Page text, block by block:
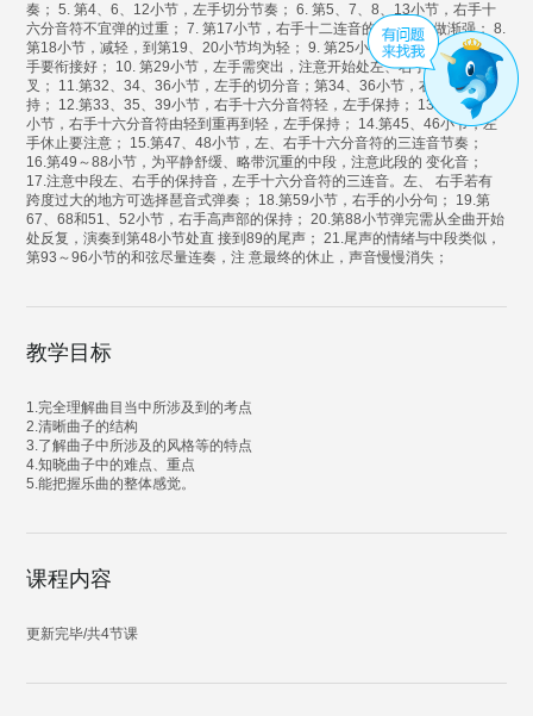
奏； 5. 第4、6、12小节，左手切分节奏； 6. 第5、7、8、13小节，右手十
六分音符不宜弹的过重； 7. 第17小节，右手十二连音的节奏，并做渐强； 8.
第18小节，减轻，到第19、20小节均为轻； 9. 第25小节开始渐强，左、右
手要衔接好； 10. 第29小节，左手需突出，注意开始处左、右手位置的交
叉； 11.第32、34、36小节，左手的切分音；第34、36小节，右手 的保
持； 12.第33、35、39小节，右手十六分音符轻，左手保持； 13.第43、44
小节，右手十六分音符由轻到重再到轻，左手保持； 14.第45、46小节，左
手休止要注意； 15.第47、48小节，左、右手十六分音符的三连音节奏；
16.第49～88小节，为平静舒缓、略带沉重的中段，注意此段的 变化音；
17.注意中段左、右手的保持音，左手十六分音符的三连音。左、 右手若有
跨度过大的地方可选择琶音式弹奏； 18.第59小节，右手的小分句； 19.第
67、68和51、52小节，右手高声部的保持； 20.第88小节弹完需从全曲开始
处反复，演奏到第48小节处直 接到89的尾声； 21.尾声的情绪与中段类似，
第93～96小节的和弦尽量连奏，注 意最终的休止，声音慢慢消失；
教学目标
1.完全理解曲目当中所涉及到的考点
2.清晰曲子的结构
3.了解曲子中所涉及的风格等的特点
4.知晓曲子中的难点、重点
5.能把握乐曲的整体感觉。
课程内容
更新完毕/共4节课